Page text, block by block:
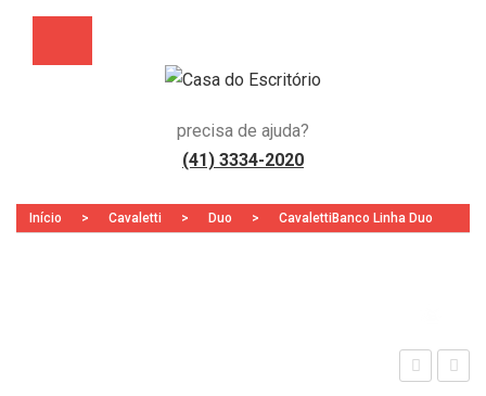
precisa de ajuda?
(41) 3334-2020
Início > Cavaletti > Duo > CavalettiBanco Linha Duo